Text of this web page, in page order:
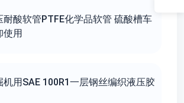
耐酸软管PTFE化学品软管 硫酸槽车
使用
机用SAE 100R1一层钢丝编织液压胶